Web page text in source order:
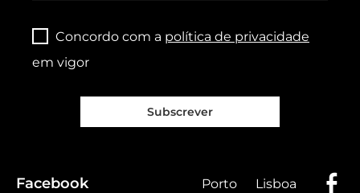
Concordo com a política de privacidade
em vigor
Subscrever
Facebook Porto Lisboa